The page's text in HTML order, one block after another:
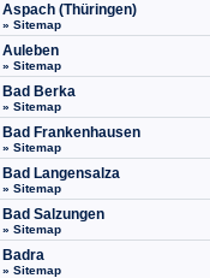
Aspach (Thüringen)
» Sitemap
Auleben
» Sitemap
Bad Berka
» Sitemap
Bad Frankenhausen
» Sitemap
Bad Langensalza
» Sitemap
Bad Salzungen
» Sitemap
Badra
» Sitemap